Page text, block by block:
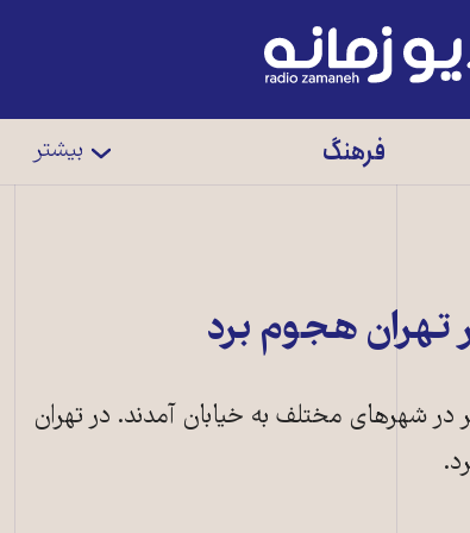
فرهنگ بیشتر
هجوم برد
یکشنبه ۱۷ اسفند بار دیگر در شهرهای مختلف به خیابان آمدند. در تهران